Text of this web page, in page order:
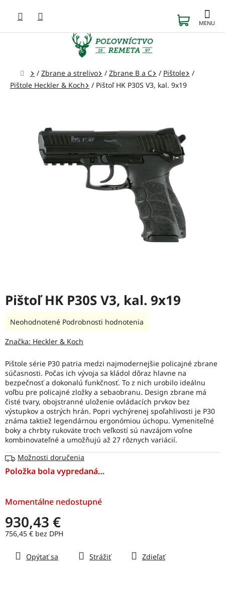
obsah
KOŠÍK
Domov
/ Zbrane a strelivo / Zbrane B a C / Pištole
/
Pištole Heckler & Koch
/ Pištoľ HK P30S V3, kal. 9x19
Pištoľ HK P30S V3, kal. 9x19
930,43 €
756,45 € bez DPH
cena:
Momentálne nedostupné
Možnosti doručenia
Položka bola vypredaná…
Pištole série P30 patria medzi najmodernejšie policajné zbrane
súčasnosti. Počas ich vývoja sa kládol dôraz hlavne na
bezpečnosť a dokonalú funkčnosť. To z nich urobilo ideálnu
voľbu pre policajné zložky a sebaobranu. Design zbrane má
čisté tvary, obojstranné uloženie ovládacích prvkov bez
výstupkov a ostrých hrán. Popri vychýrenej spoľahlivosti je P30
známa taktiež legendárnou ergonómiou úchopu. Vymeniteľné
boky a chrbty rukoväte troch veľkostí sú navzájom voľne
kombinovateľné a umožňujú až 27 rôznych variácií.
Opýtať sa Strážiť Zdieľať
Priemerné
produktu
0,0
z
5
hviezdičiek.
Neohodnotené Podrobnosti hodnotenia
Značka: Heckler & Koch